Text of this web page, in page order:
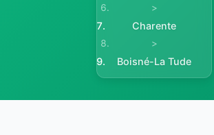
>
Charente
>
Boisné-La Tude